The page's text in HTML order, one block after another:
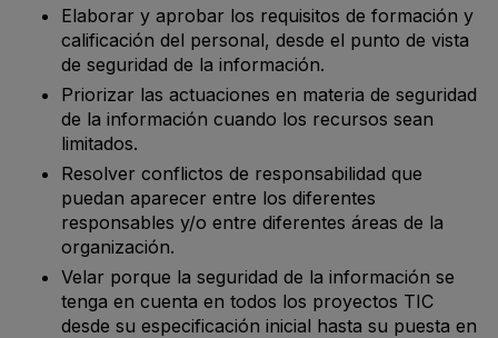
Elaborar y aprobar los requisitos de formación y
calificación del personal, desde el punto de vista
de seguridad de la información.
Priorizar las actuaciones en materia de seguridad
de la información cuando los recursos sean
limitados.
Resolver conflictos de responsabilidad que
puedan aparecer entre los diferentes
responsables y/o entre diferentes áreas de la
organización.
Velar porque la seguridad de la información se
tenga en cuenta en todos los proyectos TIC
desde su especificación inicial hasta su puesta en